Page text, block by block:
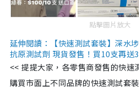
點擊圖片放大
延伸閱讀：【快速測試套裝】深水
抗原測試劑 現貨發售！買10支再送
<< 提提大家，各零售商發售的快速
購買市面上不同品牌的快速測試套